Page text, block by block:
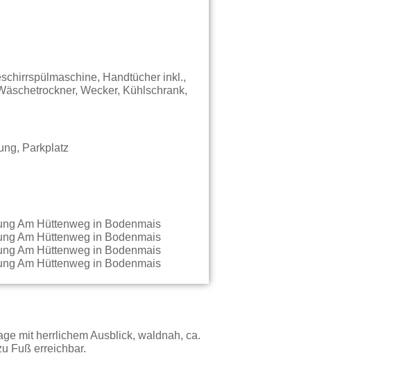
Handtücher inkl.,
Wecker, Kühlschrank,
Parkplatz
mit herrlichem Ausblick, waldnah, ca.
Fuß erreichbar.